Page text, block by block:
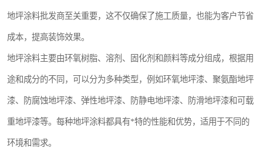
地坪涂料批发商至关重要，这不仅确保了施工质量，也能为客户节省
成本，提高装饰效果。
地坪涂料主要由环氧树脂、溶剂、固化剂和颜料等成分组成，根据用
途和成分的不同，可以分为多种类型，例如环氧地坪漆、聚氨酯地坪
漆、防腐蚀地坪漆、弹性地坪漆、防静电地坪漆、防滑地坪漆和可载
重地坪漆等。每种地坪涂料都具有*特的性能和优势，适用于不同的
环境和需求。